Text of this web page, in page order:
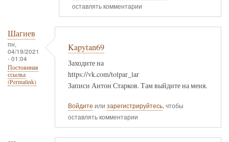
оставлять комментарии
Шагиев
пн,
04/19/2021
- 01:04
Постоянная
ссылка
(Permalink)
Kapytan69
Заходите на
https://vk.com/tolpar_lar
Записи Антон Старков. Там выйдите на меня.
Войдите или зарегистрируйтесь, чтобы
оставлять комментарии